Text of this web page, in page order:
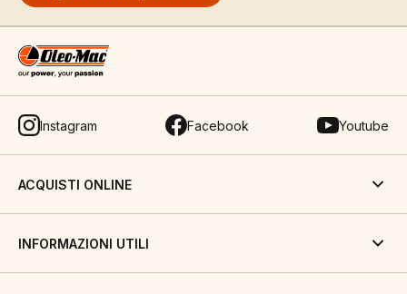
Instagram Facebook Youtube
ACQUISTI ONLINE
INFORMAZIONI UTILI